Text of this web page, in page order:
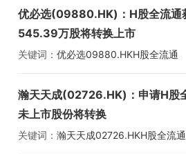
优必选(09880.HK)：H股全流通
545.39万股将转换上市
关键词： 优必选09880.HKH股全流通
瀚天天成(02726.HK)：申请H股
未上市股份将转换
关键词： 瀚天天成02726.HKH股全流通